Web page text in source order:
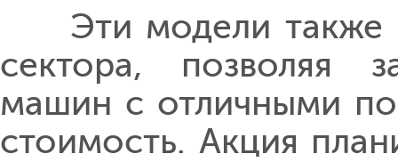
Эти модели также
сектора, позволяя
машин с отличными
стоимость. Акция